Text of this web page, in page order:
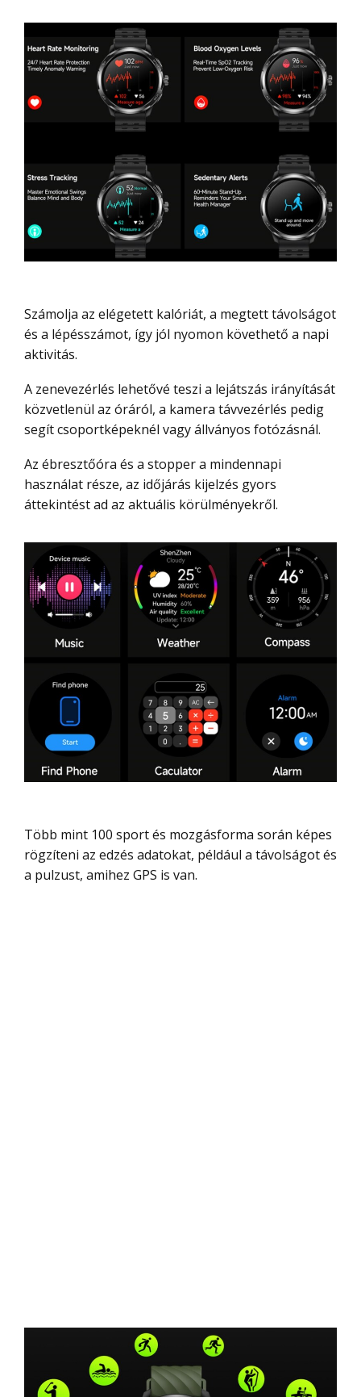
Számolja az elégetett kalóriát, a megtett távolságot
és a lépésszámot, így jól nyomon követhető a napi
aktivitás.
A zenevezérlés lehetővé teszi a lejátszás irányítását
közvetlenül az óráról, a kamera távvezérlés pedig
segít csoportképeknél vagy állványos fotózásnál.
Az ébresztőóra és a stopper a mindennapi
használat része, az időjárás kijelzés gyors
áttekintést ad az aktuális körülményekről.
Több mint 100 sport és mozgásforma során képes
rögzíteni az edzés adatokat, például a távolságot és
a pulzust, amihez GPS is van.